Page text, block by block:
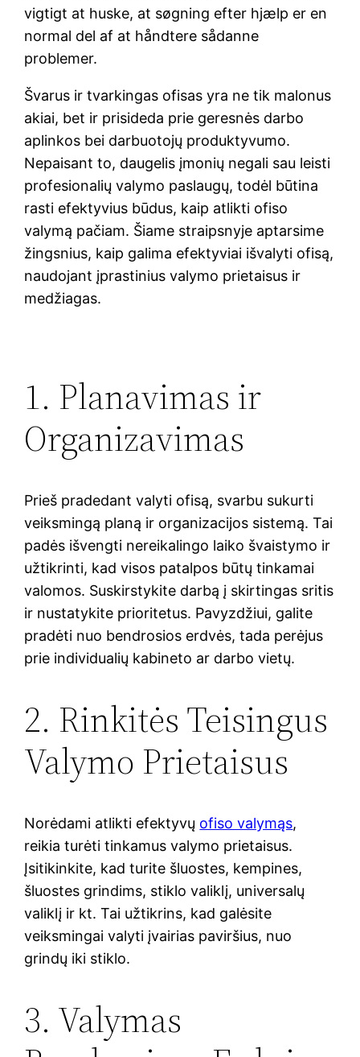
vigtigt at huske, at søgning efter hjælp er en
normal del af at håndtere sådanne
problemer.
Švarus ir tvarkingas ofisas yra ne tik malonus
akiai, bet ir prisideda prie geresnės darbo
aplinkos bei darbuotojų produktyvumo.
Nepaisant to, daugelis įmonių negali sau leisti
profesionalių valymo paslaugų, todėl būtina
rasti efektyvius būdus, kaip atlikti ofiso
valymą pačiam. Šiame straipsnyje aptarsime
žingsnius, kaip galima efektyviai išvalyti ofisą,
naudojant įprastinius valymo prietaisus ir
medžiagas.
1. Planavimas ir
Organizavimas
Prieš pradedant valyti ofisą, svarbu sukurti
veiksmingą planą ir organizacijos sistemą. Tai
padės išvengti nereikalingo laiko švaistymo ir
užtikrinti, kad visos patalpos būtų tinkamai
valomos. Suskirstykite darbą į skirtingas sritis
ir nustatykite prioritetus. Pavyzdžiui, galite
pradėti nuo bendrosios erdvės, tada perėjus
prie individualių kabineto ar darbo vietų.
2. Rinkitės Teisingus
Valymo Prietaisus
Norėdami atlikti efektyvų ofiso valymąs,
reikia turėti tinkamus valymo prietaisus.
Įsitikinkite, kad turite šluostes, kempines,
šluostes grindims, stiklo valiklį, universalų
valiklį ir kt. Tai užtikrins, kad galėsite
veiksmingai valyti įvairias paviršius, nuo
grindų iki stiklo.
3. Valymas